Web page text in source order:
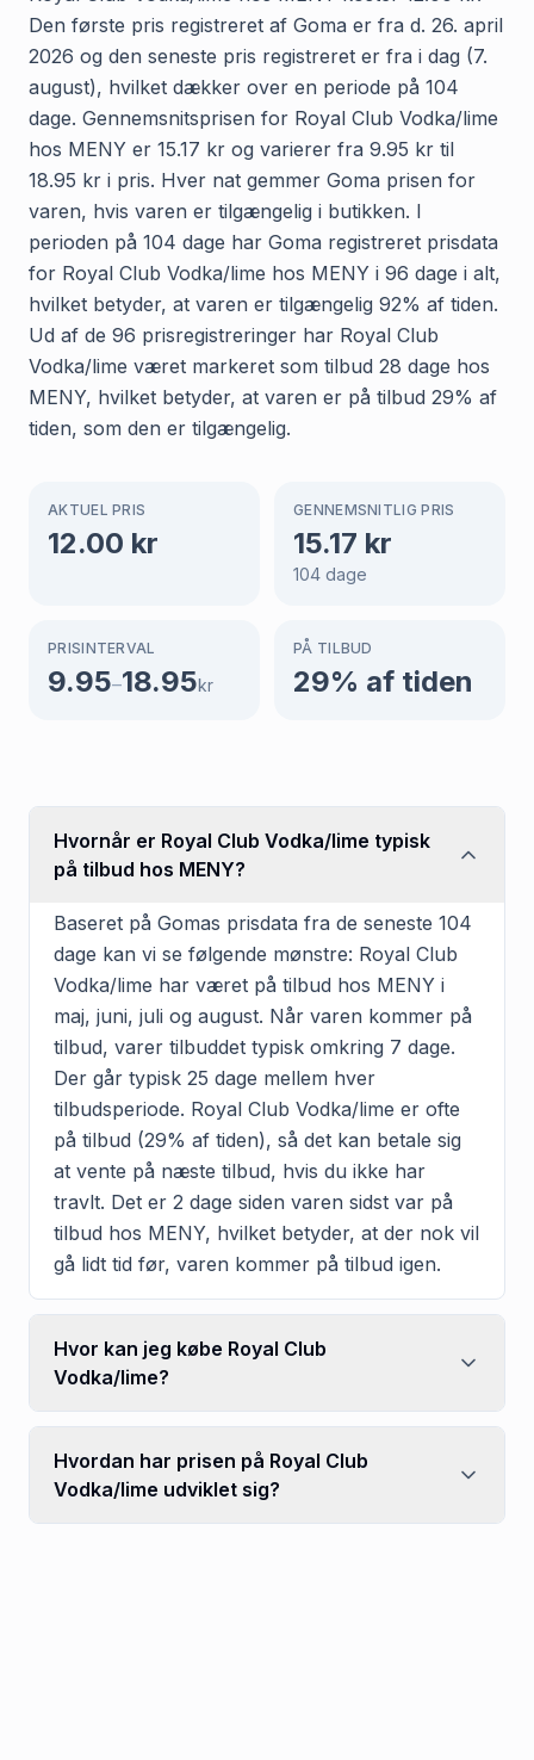
Den første pris registreret af Goma er fra d. 26. april
2026 og den seneste pris registreret er fra i dag (7.
august), hvilket dækker over en periode på 104
dage. Gennemsnitsprisen for Royal Club Vodka/lime
hos MENY er 15.17 kr og varierer fra 9.95 kr til
18.95 kr i pris. Hver nat gemmer Goma prisen for
varen, hvis varen er tilgængelig i butikken. I
perioden på 104 dage har Goma registreret prisdata
for Royal Club Vodka/lime hos MENY i 96 dage i alt,
hvilket betyder, at varen er tilgængelig 92% af tiden.
Ud af de 96 prisregistreringer har Royal Club
Vodka/lime været markeret som tilbud 28 dage hos
MENY, hvilket betyder, at varen er på tilbud 29% af
tiden, som den er tilgængelig.
AKTUEL PRIS
12.00 kr
GENNEMSNITLIG PRIS
15.17 kr
104 dage
PRISINTERVAL
9.95–18.95kr
PÅ TILBUD
29% af tiden
Hvornår er Royal Club Vodka/lime typisk
på tilbud hos MENY?
Baseret på Gomas prisdata fra de seneste 104
dage kan vi se følgende mønstre: Royal Club
Vodka/lime har været på tilbud hos MENY i
maj, juni, juli og august. Når varen kommer på
tilbud, varer tilbuddet typisk omkring 7 dage.
Der går typisk 25 dage mellem hver
tilbudsperiode. Royal Club Vodka/lime er ofte
på tilbud (29% af tiden), så det kan betale sig
at vente på næste tilbud, hvis du ikke har
travlt. Det er 2 dage siden varen sidst var på
tilbud hos MENY, hvilket betyder, at der nok vil
gå lidt tid før, varen kommer på tilbud igen.
Hvor kan jeg købe Royal Club
Vodka/lime?
Hvordan har prisen på Royal Club
Vodka/lime udviklet sig?